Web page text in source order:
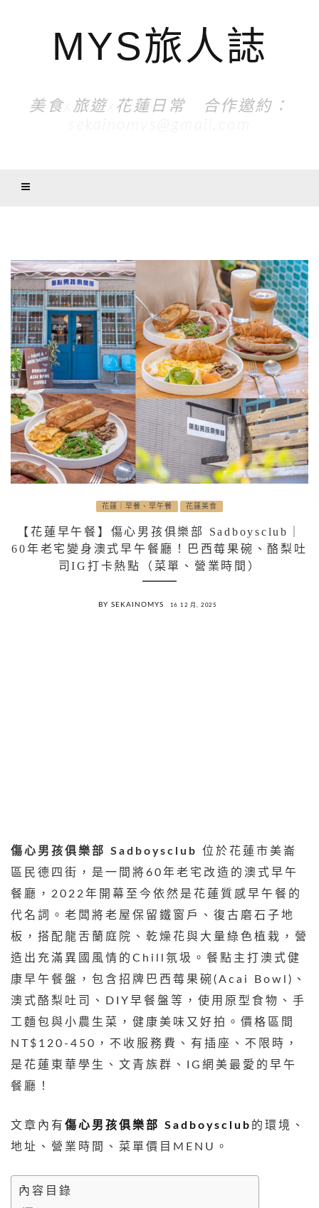
MYS旅人誌
美食x旅遊x花蓮日常 合作邀約：
sekainomys@gmail.com
花蓮｜早餐、早午餐 花蓮美食
【花蓮早午餐】傷心男孩俱樂部 Sadboysclub｜
60年老宅變身澳式早午餐廳！巴西莓果碗、酪梨吐
司IG打卡熱點（菜單、營業時間）
BY SEKAINOMYS 16 12 月, 2025
傷心男孩俱樂部 Sadboysclub
位於花蓮市美崙
區民德四街，是一間將60年老宅改造的澳式早午
餐廳，2022年開幕至今依然是花蓮質感早午餐的
代名詞。老闆將老屋保留鐵窗戶、復古磨石子地
板，搭配龍舌蘭庭院、乾燥花與大量綠色植栽，營
造出充滿異國風情的Chill氛圾。餐點主打澳式健
康早午餐盤，包含招牌巴西莓果碗(Acai Bowl)、
澳式酪梨吐司、DIY早餐盤等，使用原型食物、手
工麵包與小農生菜，健康美味又好拍。價格區間
NT$120-450，不收服務費、有插座、不限時，
是花蓮東華學生、文青族群、IG網美最愛的早午
餐廳！
文章內有 傷心男孩俱樂部 Sadboysclub 的環境、
地址、營業時間、菜單價目MENU。
內容目錄